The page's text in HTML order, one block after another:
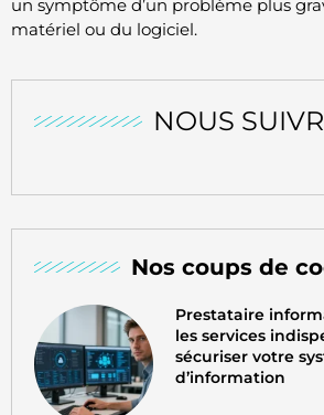
NOUS
Nos coups de
Prestataire
les services
sécuriser votre
d’information
un symptôme d’un problème plus
matériel ou du logiciel.